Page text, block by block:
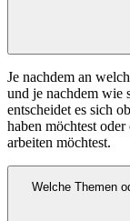
Je nachdem an
und je nachdem wie
entscheidet es sich
haben möchtest
arbeiten möchtest.
Welche Themen